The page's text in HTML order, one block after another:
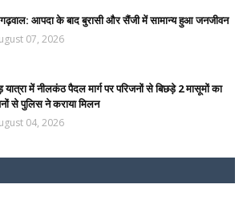
गढ़वाल: आपदा के बाद बुरासी और सैंजी में सामान्य हुआ जनजीवन
07, 2026
यात्रा में नीलकंठ पैदल मार्ग पर परिजनों से बिछड़े 2 मासूमों का
से पुलिस ने कराया मिलन
04, 2026